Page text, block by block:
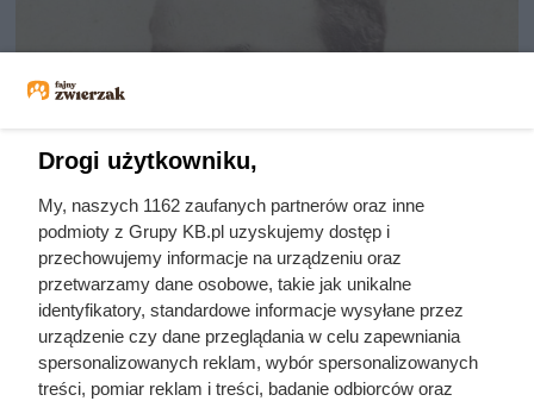
Żona Sienkiewicza uciekła
podczas podróży poślubnej.
Powód do dziś szokuje
Drogi użytkowniku,
My, naszych 1162 zaufanych partnerów oraz inne
podmioty z Grupy KB.pl uzyskujemy dostęp i
przechowujemy informacje na urządzeniu oraz
przetwarzamy dane osobowe, takie jak unikalne
identyfikatory, standardowe informacje wysyłane przez
urządzenie czy dane przeglądania w celu zapewniania
spersonalizowanych reklam, wybór spersonalizowanych
treści, pomiar reklam i treści, badanie odbiorców oraz